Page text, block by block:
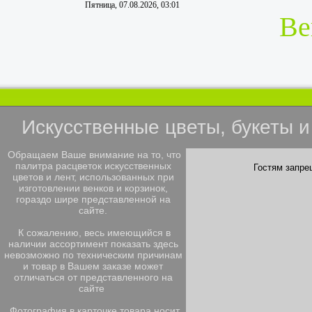
Пятница, 07.08.2026, 03:01
Искусственные цветы,
Обращаем Ваше внимание на то, что
палитра расцветок искусственных
цветов и лент, использованных при
изготовлении венков и корзинок,
гораздо шире представленной на
сайте.
К сожалению, весь имеющийся в
наличии ассортимент показать здесь
невозможно по техническим причинам
и товар в Вашем заказе может
отличаться от представленного на
сайте
Гостям